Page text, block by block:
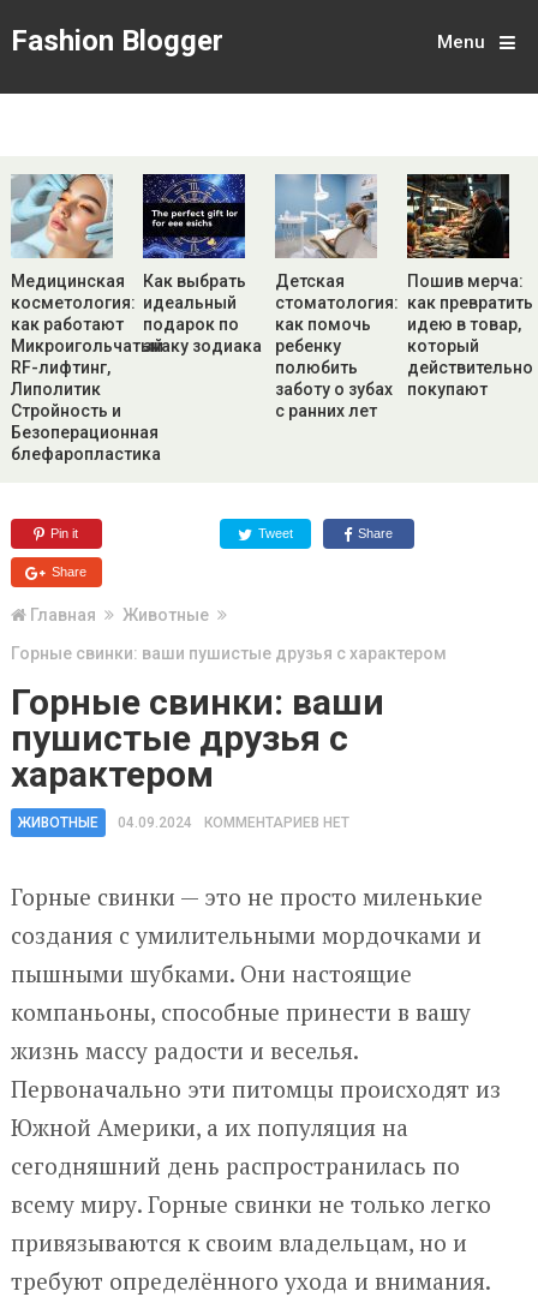
Fashion Blogger Menu
Медицинская
косметология:
как работают
Микроигольчатый
RF-лифтинг,
Липолитик
Стройность и
Безоперационная
блефаропластика
Как выбрать
идеальный
подарок по
знаку зодиака
Детская
стоматология:
как помочь
ребенку
полюбить
заботу о зубах
с ранних лет
Пошив мерча:
как превратить
идею в товар,
который
действительно
покупают
Pin it Tweet Share
Share
Главная
Животные
Горные свинки: ваши пушистые друзья с характером
Горные свинки: ваши
пушистые друзья с
характером
ЖИВОТНЫЕ 04.09.2024 КОММЕНТАРИЕВ НЕТ
Горные свинки — это не просто миленькие
создания с умилительными мордочками и
пышными шубками. Они настоящие
компаньоны, способные принести в вашу
жизнь массу радости и веселья.
Первоначально эти питомцы происходят из
Южной Америки, а их популяция на
сегодняшний день распространилась по
всему миру. Горные свинки не только легко
привязываются к своим владельцам, но и
требуют определённого ухода и внимания.